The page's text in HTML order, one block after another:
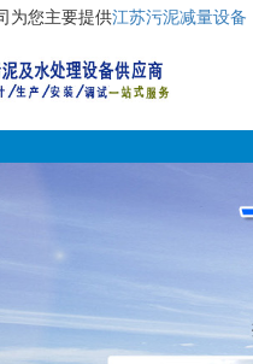
为您主要提供江苏污泥减量设备